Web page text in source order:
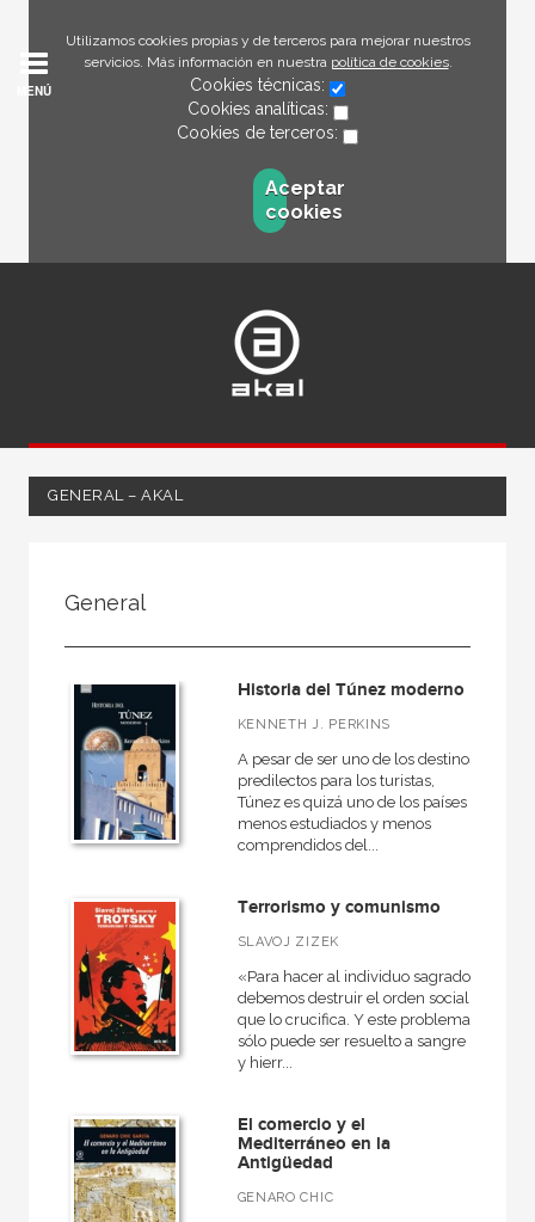
Utilizamos cookies propias y de terceros para mejorar nuestros
servicios. Más información en nuestra política de cookies.
Cookies técnicas:
Cookies analíticas:
Cookies de terceros:
Aceptar
cookies
MENÚ
GENERAL – AKAL
Ciencias humanas y sociales
Historia
General
MATERIAS
Arqueología
Actual
Prehistoria
Grecia
Egipto
Medieval
General
General
Historia del Túnez moderno
KENNETH J. PERKINS
A pesar de ser uno de los destinos
predilectos para los turistas,
Túnez es quizá uno de los países
menos estudiados y menos
comprendidos del...
Terrorismo y comunismo
SLAVOJ ZIZEK
«Para hacer al individuo sagrado
debemos destruir el orden social
que lo crucifica. Y este problema
sólo puede ser resuelto a sangre
y hierr...
El comercio y el
Mediterráneo en la
Antigüedad
GENARO CHIC